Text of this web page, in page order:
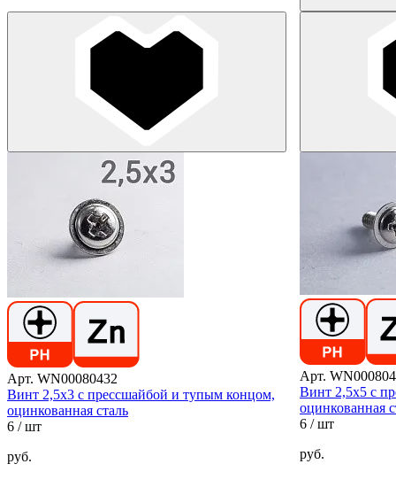
Арт. WN00080432
Винт 2,5х3 с прессшайбой и тупым концом,
оцинкованная сталь
6 / шт
руб.
Арт.
Винт 2,5х5 с
оцинкованная
6 / шт
руб.